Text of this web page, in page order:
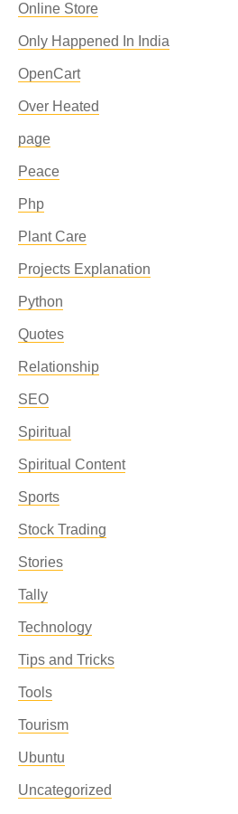
Online Store
Only Happened In India
OpenCart
Over Heated
page
Peace
Php
Plant Care
Projects Explanation
Python
Quotes
Relationship
SEO
Spiritual
Spiritual Content
Sports
Stock Trading
Stories
Tally
Technology
Tips and Tricks
Tools
Tourism
Ubuntu
Uncategorized